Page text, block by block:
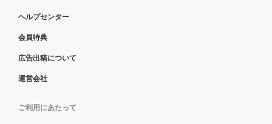
ヘルプセンター
会員特典
広告出稿について
運営会社
ご利用にあたって